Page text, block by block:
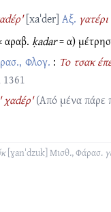
[xaˈder] Αξ. γατέρι
αραβ. ḳadar= α)
Φλογ. : Το τσακ
χαdέρ' (Από μένα πάρε
[ɣanˈdzuk] Μισθ., Φάρασ.